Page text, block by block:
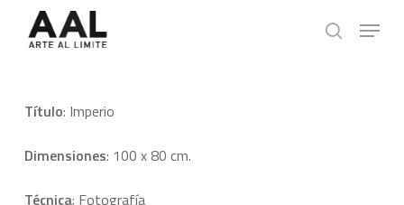
search
Menu
Título: Imperio
Dimensiones: 100 x 80 cm.
Técnica: Fotografía